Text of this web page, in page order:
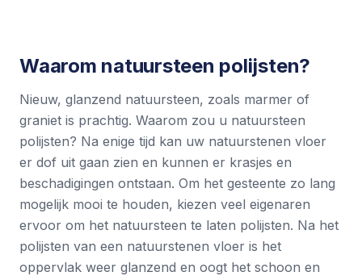
Waarom natuursteen polijsten?
Nieuw, glanzend natuursteen, zoals marmer of
graniet is prachtig. Waarom zou u natuursteen
polijsten? Na enige tijd kan uw natuurstenen vloer
er dof uit gaan zien en kunnen er krasjes en
beschadigingen ontstaan. Om het gesteente zo lang
mogelijk mooi te houden, kiezen veel eigenaren
ervoor om het natuursteen te laten polijsten. Na het
polijsten van een natuurstenen vloer is het
oppervlak weer glanzend en oogt het schoon en